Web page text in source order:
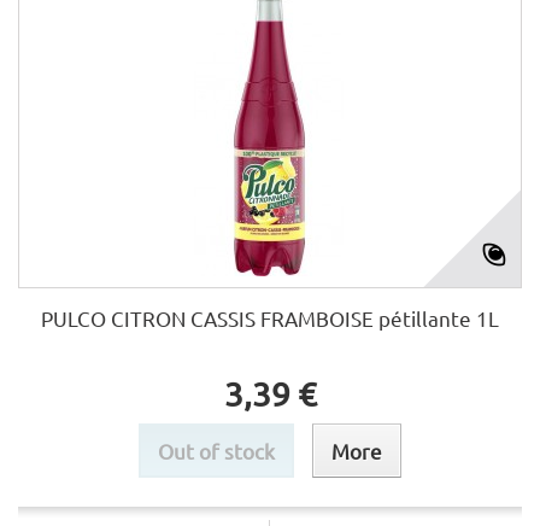
PULCO CITRON CASSIS FRAMBOISE pétillante 1L
3,39 €
Out of stock More